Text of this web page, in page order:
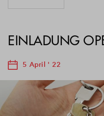
EINLADUNG
5 April ' 22